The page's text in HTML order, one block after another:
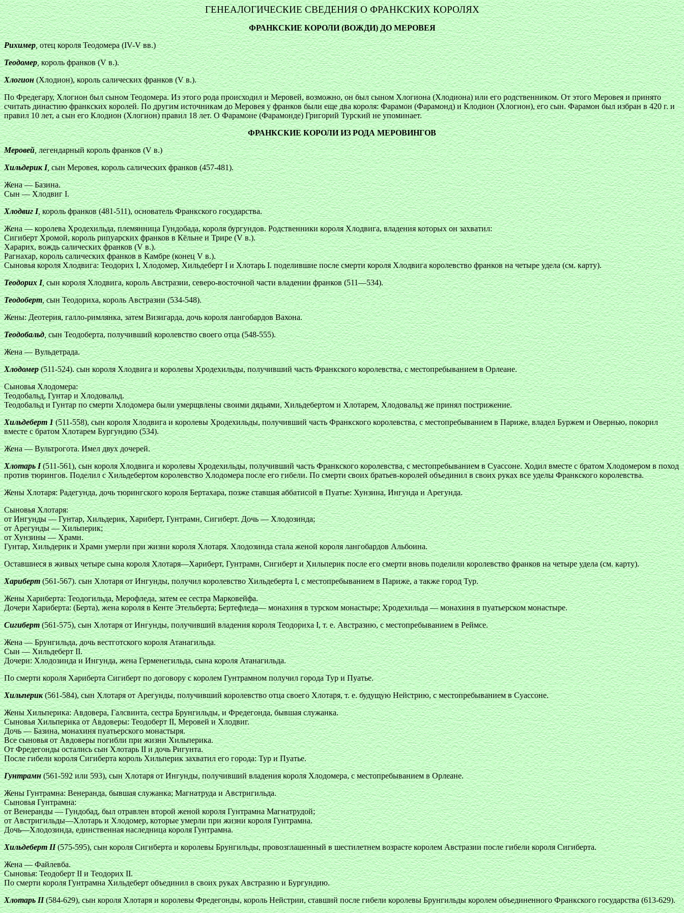
ГЕНЕАЛОГИЧЕСКИЕ СВЕДЕНИЯ О ФРАНКСКИХ КОРОЛЯХ
ФРАНКСКИЕ КОРОЛИ (ВОЖДИ) ДО МЕРОВЕЯ
Рихимер,отец короля Теодомера (IV-V вв.)
Теодомер,король франков (V в.).
Хлогион(Хлодион), король салических франков (V в.).
По Фредегару, Хлогион был сыном Теодомера. Из этого рода происходил и Меровей, возможно, он был сыном Хлогиона (Хлодиона) или его родственником. От этого Меровея и принято
считать династию франкских королей. По другим источникам до Меровея у франков были еще два короля: Фарамон (Фарамонд) и Клодион (Хлогион), его сын. Фарамон был избран в 420 г. и
правил 10 лет, а сын его Клодион (Хлогион) правил 18 лет. О Фарамоне (Фарамонде) Григорий Турский не упоминает.
ФРАНКСКИЕ КОРОЛИ ИЗ РОДА МЕРОВИНГОВ
Меровей,легендарный король франков (V в.)
Хильдерик I,сын Меровея, король салических франков (457-481).
Жена — Базина.
Сын — Хлодвиг I.
Хлодвиг I,король франков (481-511), основатель Франкского государства.
Жена — королева Хродехильда, племянница Гундобада, короля бургундов. Родственники короля Хлодвига, владения которых он захватил:
Сигиберт Хромой, король рипуарских франков в Кёльне и Трире (V в.).
Харарих, вождь салических франков (V в.).
Рагнахар, король салических франков в Камбре (конец V в.).
Сыновья короля Хлодвига: Теодорих I, Хлодомер, Хильдеберт I и Хлотарь I. поделившие после смерти короля Хлодвига королевство франков на четыре удела (см. карту).
Теодорих I,сын короля Хлодвига, король Австразии, северо-восточной части владении франков (511—534).
Теодоберт,сын Теодориха, король Австразии (534-548).
Жены: Деотерия, галло-римлянка, затем Визигарда, дочь короля лангобардов Вахона.
Теодобальд,сын Теодоберта, получивший королевство своего отца (548-555).
Жена — Вульдетрада.
Хлодомер(511-524). сын короля Хлодвига и королевы Хродехильды, получивший часть Франкского королевства, с местопребыванием в Орлеане.
Сыновья Хлодомера:
Теодобальд, Гунтар и Хлодовальд.
Теодобальд и Гунтар по смерти Хлодомера были умерщвлены своими дядьями, Хильдебертом и Хлотарем, Хлодовальд же принял пострижение.
Хильдеберт 1(511-558), сын короля Хлодвига и королевы Хродехильды, получивший часть Франкского королевства, с местопребыванием в Париже, владел Буржем и Овернью, покорил
вместе с братом Хлотарем Бургундию (534).
Жена — Вультрогота. Имел двух дочерей.
Хлотарь I(511-561), сын короля Хлодвига и королевы Хродехильды, получивший часть Франкского королевства, с местопребыванием в Суассоне. Ходил вместе с братом Хлодомером в поход
против тюрингов. Поделил с Хильдебертом королевство Хлодомера после его гибели. По смерти своих братьев-королей объединил в своих руках все уделы Франкского королевства.
Жены Хлотаря: Радегунда, дочь тюрингского короля Бертахара, позже ставшая аббатисой в Пуатье: Хунзина, Ингунда и Арегунда.
Сыновья Хлотаря:
от Ингунды — Гунтар, Хильдерик, Хариберт, Гунтрамн, Сигиберт. Дочь — Хлодозинда;
от Арегунды — Хильперик;
от Хунзины — Храмн.
Гунтар, Хильдерик и Храмн умерли при жизни короля Хлотаря. Хлодозинда стала женой короля лангобардов Альбоина.
Оставшиеся в живых четыре сына короля Хлотаря—Хариберт, Гунтрамн, Сигиберт и Хильперик после его смерти вновь поделили королевство франков на четыре удела (см. карту).
Хариберт(561-567). сын Хлотаря от Ингунды, получил королевство Хильдеберта I, с местопребыванием в Париже, а также город Тур.
Жены Хариберта: Теодогильда, Мерофледа, затем ее сестра Марковейфа.
Дочери Хариберта: (Берта), жена короля в Кенте Этельберта; Бертефледа— монахиня в турском монастыре; Хродехильда — монахиня в пуатьерском монастыре.
Сигиберт(561-575), сын Хлотаря от Ингунды, получивший владения короля Теодориха I, т. е. Австразию, с местопребыванием в Реймсе.
Жена — Брунгильда, дочь вестготского короля Атанагильда.
Сын — Хильдеберт II.
Дочери: Хлодозинда и Ингунда, жена Герменегильда, сына короля Атанагильда.
По смерти короля Хариберта Сигиберт по договору с королем Гунтрамном получил города Тур и Пуатье.
Хильперик(561-584), сын Хлотаря от Арегунды, получивший королевство отца своего Хлотаря, т. е. будущую Нейстрию, с местопребыванием в Суассоне.
Жены Хильперика: Авдовера, Галсвинта, сестра Брунгильды, и Фредегонда, бывшая служанка.
Сыновья Хильперика от Авдоверы: Теодоберт II, Меровей и Хлодвиг.
Дочь — Базина, монахиня пуатьерского монастыря.
Все сыновья от Авдоверы погибли при жизни Хильперика.
От Фредегонды остались сын Хлотарь II и дочь Ригунта.
После гибели короля Сигиберта король Хильперик захватил его города: Тур и Пуатье.
Гунтрамн(561-592 или 593), сын Хлотаря от Ингунды, получивший владения короля Хлодомера, с местопребыванием в Орлеане.
Жены Гунтрамна: Венеранда, бывшая служанка; Магнатруда и Австригильда.
Сыновья Гунтрамна:
от Венеранды — Гундобад, был отравлен второй женой короля Гунтрамна Магнатрудой;
от Австригильды—Хлотарь и Хлодомер, которые умерли при жизни короля Гунтрамна.
Дочь—Хлодозинда, единственная наследница короля Гунтрамна.
Хильдеберт II(575-595), сын короля Сигиберта и королевы Брунгильды, провозглашенный в шестилетнем возрасте королем Австразии после гибели короля Сигиберта.
Жена — Файлевба.
Сыновья: Теодоберт II и Теодорих II.
По смерти короля Гунтрамна Хильдеберт объединил в своих руках Австразию и Бургундию.
Хлотарь II (584-629), сын короля Хлотаря и королевы Фредегонды, король Нейстрии, ставший после гибели королевы Брунгильды королем объединенного Франкского государства (613-629).